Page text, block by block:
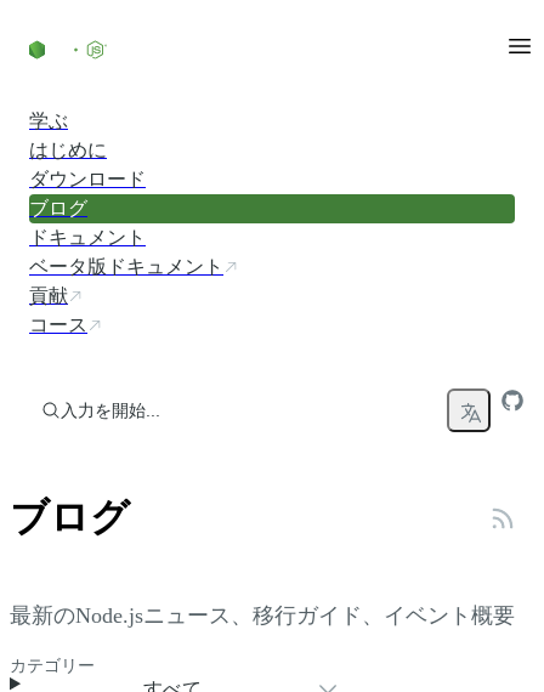
学ぶ
はじめに
ダウンロード
ブログ
ドキュメント
ベータ版ドキュメント
貢献
コース
入力を開始...
ブログ
最新のNode.jsニュース、移行ガイド、イベント概要
カテゴリー